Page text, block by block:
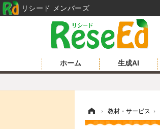
ホーム 生成AI
› 教材・サービス ›
リシード メンバーズ